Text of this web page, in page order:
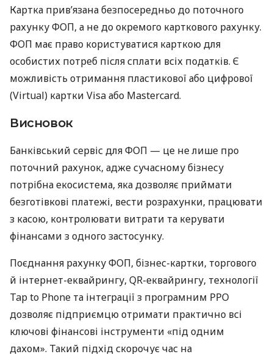
Картка прив’язана безпосередньо до поточного
рахунку ФОП, а не до окремого карткового рахунку.
ФОП має право користуватися карткою для
особистих потреб після сплати всіх податків. Є
можливість отримання пластикової або цифрової
(Virtual) картки Visa або Mastercard.
Висновок
Банківський сервіс для ФОП — це не лише про
поточний рахунок, адже сучасному бізнесу
потрібна екосистема, яка дозволяє приймати
безготівкові платежі, вести розрахунки, працювати
з касою, контролювати витрати та керувати
фінансами з одного застосунку.
Поєднання рахунку ФОП, бізнес-картки, торгового
й інтернет-еквайрингу, QR-еквайрингу, технології
Tap to Phone та інтеграції з програмним РРО
дозволяє підприємцю отримати практично всі
ключові фінансові інструменти «під одним
дахом». Такий підхід скорочує час на